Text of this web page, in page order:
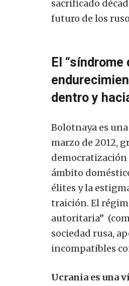
sacrificado
futuro de los
El
dentro y
Bolotnaya es
marzo de 2012,
democratización
ámbito
élites y la
traición. El
autoritaria”
sociedad rusa,
incompatibles
Ucrania es una